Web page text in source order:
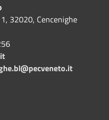
32020, Cencenighe